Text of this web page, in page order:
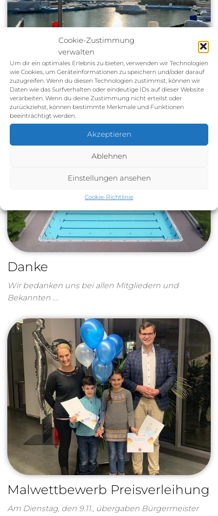
Cookie-Zustimmung
verwalten
Um dir ein optimales Erlebnis zu bieten, verwenden wir Technologien
wie Cookies, um Geräteinformationen zu speichern und/oder darauf
zuzugreifen. Wenn du diesen Technologien zustimmst, können wir
Daten wie das Surfverhalten oder eindeutige IDs auf dieser Website
verarbeiten. Wenn du deine Zustimmung nicht erteilst oder
zurückziehst, können bestimmte Merkmale und Funktionen
beeinträchtigt werden.
Akzeptieren
Ablehnen
Einstellungen ansehen
Cookie-Richtlinie
Winterschlaf
Noch befindet sich unser wunderschönes Bad im
Winterschlaf….
Danke
Wir bedanken uns bei allen Mitgliedern und
Bekannten ….
Malwettbewerb Preisverleihung
Am Dienstag, den 9.11., übergaben Bürgermeister